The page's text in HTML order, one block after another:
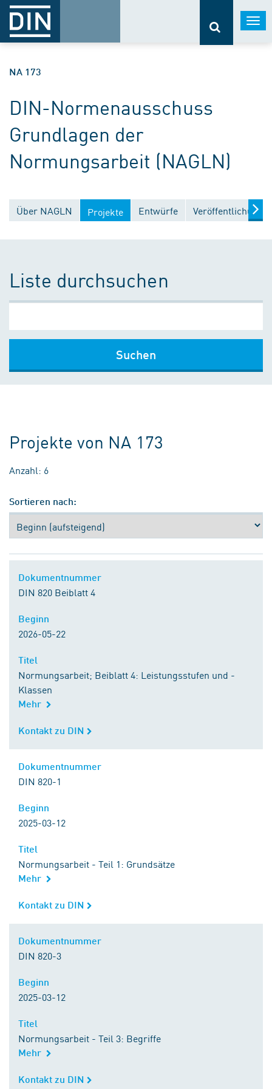
NA 173
DIN-Normenausschuss
Grundlagen der
Normungsarbeit (NAGLN)
Über NAGLN Projekte Entwürfe
Liste durchsuchen
Suchen
Projekte von NA 173
Anzahl: 6
Sortieren nach:
Dokumentnummer
DIN 820 Beiblatt 4
Beginn
2026-05-22
Titel
Normungsarbeit; Beiblatt 4: Leistungsstufen und -
Klassen
Mehr
Kontakt zu DIN
Kontakt zu DIN
Dokumentnummer
DIN 820-1
Beginn
2025-03-12
Titel
Normungsarbeit - Teil 1: Grundsätze
Mehr
Kontakt zu DIN
Kontakt zu DIN
Dokumentnummer
DIN 820-3
Beginn
2025-03-12
Titel
Normungsarbeit - Teil 3: Begriffe
Mehr
Kontakt zu DIN
Kontakt zu DIN